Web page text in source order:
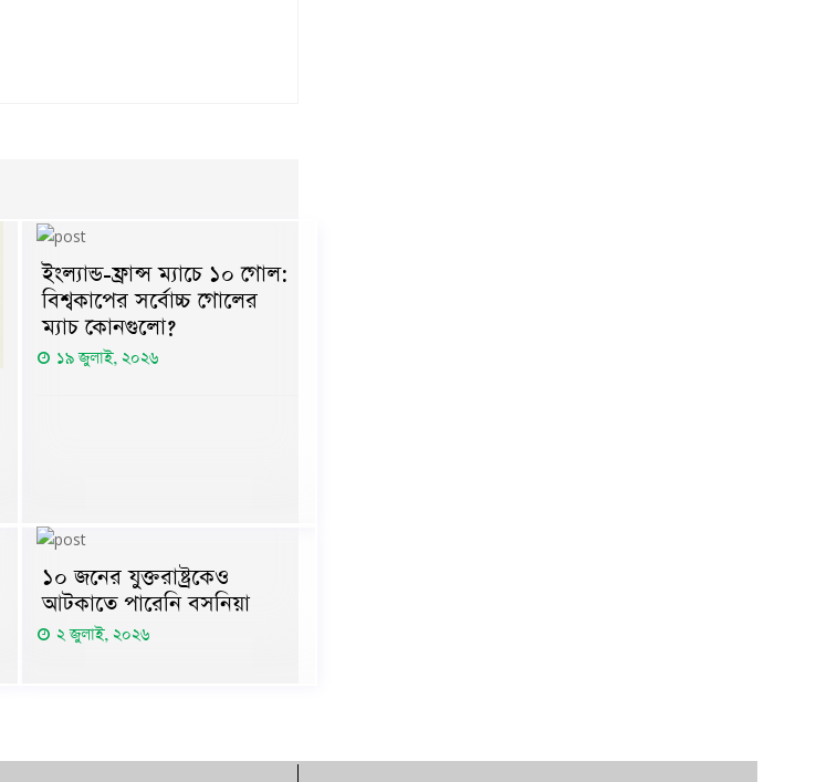
ইংল্যান্ড-ফ্রান্স ম্যাচে ১০ গোল:
বিশ্বকাপের সর্বোচ্চ গোলের
ম্যাচ কোনগুলো?
১৯ জুলাই, ২০২৬
১০ জনের যুক্তরাষ্ট্রকেও
আটকাতে পারেনি বসনিয়া
২ জুলাই, ২০২৬